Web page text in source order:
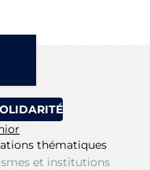
thématiques
et institutions